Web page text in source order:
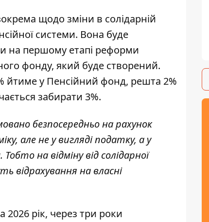
щодо зміни в солідарній
системи. Вона буде
на першому етапі реформи
фонду, який буде створений.
йтиме у Пенсійний фонд, решта 2%
забирати 3%.
безпосередньо на рахунок
але не у вигляді податку, а у
на відміну від солідарної
відрахування на власні
2026 рік, через три роки